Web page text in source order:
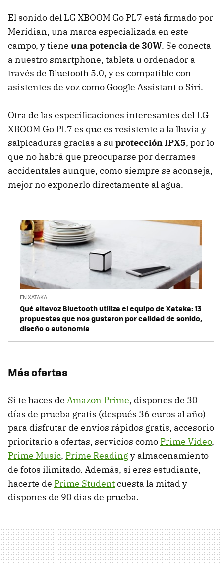
El sonido del LG XBOOM Go PL7 está firmado por
Meridian, una marca especializada en este
campo, y tiene una potencia de 30W. Se conecta
a nuestro smartphone, tableta u ordenador a
través de Bluetooth 5.0, y es compatible con
asistentes de voz como Google Assistant o Siri.
Otra de las especificaciones interesantes del LG
XBOOM Go PL7 es que es resistente a la lluvia y
salpicaduras gracias a suprotección IPX5, por lo
que no habrá que preocuparse por derrames
accidentales aunque, como siempre se aconseja,
mejor no exponerlo directamente al agua.
EN XATAKA
Qué altavoz Bluetooth utiliza el equipo de Xataka: 13
propuestas que nos gustaron por calidad de sonido,
diseño o autonomía
Más ofertas
Si te haces de Amazon Prime, dispones de 30
días de prueba gratis (después 36 euros al año)
para disfrutar de envíos rápidos gratis, accesorio
prioritario a ofertas, servicios como Prime Video,
Prime Music, Prime Readingy almacenamiento
de fotos ilimitado. Además, si eres estudiante,
hacerte de Prime Studentcuesta la mitad y
dispones de 90 días de prueba.